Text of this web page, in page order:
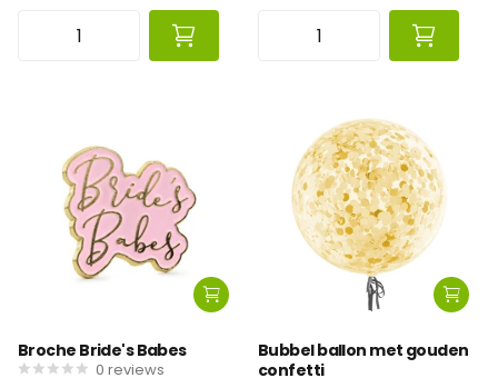
Broche Bride's Babes
0 reviews
Bubbel ballon met gouden
confetti